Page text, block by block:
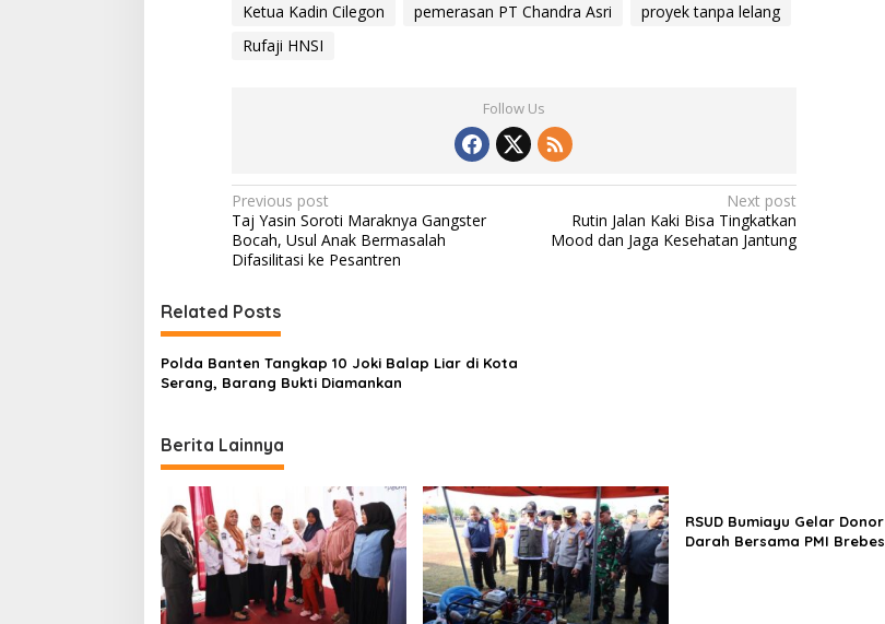
Ketua Kadin Cilegon
pemerasan PT Chandra Asri
proyek tanpa lelang
Rufaji HNSI
Follow Us
P
o
s
t
n
a
v
g
a
t
i
o
n
Previous post
Taj Yasin Soroti Maraknya Gangster
Bocah, Usul Anak Bermasalah
Difasilitasi ke Pesantren
Next post
Rutin Jalan Kaki Bisa Tingkatkan
Mood dan Jaga Kesehatan Jantung
Related Posts
Polda Banten Tangkap 10 Joki Balap Liar di Kota
Serang, Barang Bukti Diamankan
Berita Lainnya
RSUD Bumiayu Gelar Donor
Darah Bersama PMI Brebes